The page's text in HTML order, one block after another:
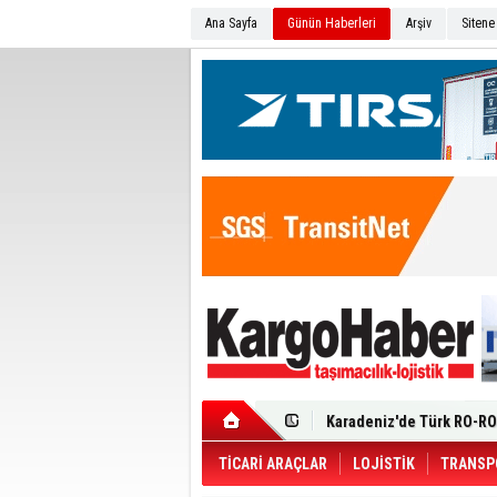
Ana Sayfa Günün Haberleri Arşiv
Ege Bölgesi'nin ilk
Durumu Ağır
Turhan Özen Saudia
Turkish Cargo’dan
Renault Trucks T 480
TİCARİ ARAÇLAR LOJİSTİK